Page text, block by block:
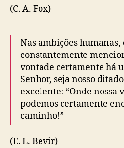
(C. A. Fox)
Nas ambições humanas,
constantemente
vontade certamente há
Senhor, seja nosso
excelente: “Onde nossa
podemos certamente
caminho!”
(E. L. Bevir)